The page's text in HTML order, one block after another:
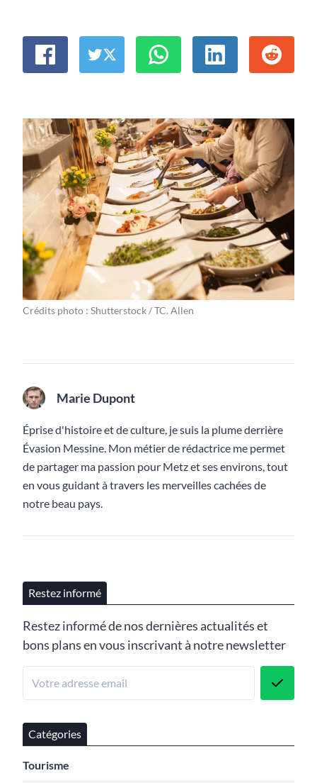
Crédits photo : Shutterstock / TC. Allen
Marie Dupont
Éprise d'histoire et de culture, je suis la plume derrière
Évasion Messine. Mon métier de rédactrice me permet
de partager ma passion pour Metz et ses environs, tout
en vous guidant à travers les merveilles cachées de
notre beau pays.
Restez informé
Restez informé de nos dernières actualités et
bons plans en vous inscrivant à notre newsletter
Catégories
Tourisme